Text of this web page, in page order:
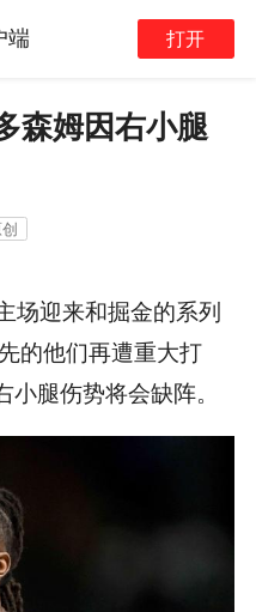
端 打开
森姆因右小腿
场迎来和掘金的系列
的他们再遭重大打
腿伤势将会缺阵。